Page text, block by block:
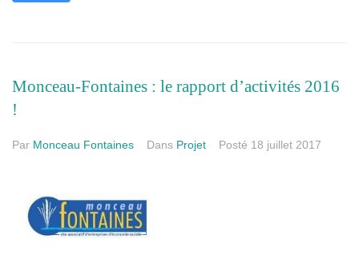
Monceau-Fontaines : le rapport d’activités 2016
!
Par Monceau Fontaines Dans Projet Posté 18 juillet 2017